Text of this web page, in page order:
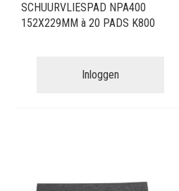
SCHUURVLIESPAD NPA400
152X229MM à 20 PADS K800
Inloggen